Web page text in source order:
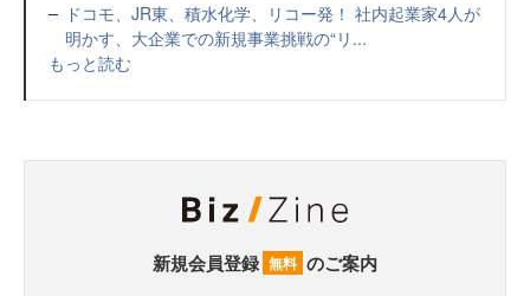
ドコモ、JR東、積水化学、リコー発！ 社内起業家4人が
明かす、大企業での新規事業挑戦の“リ...
もっと読む
新規会員登録 無料 のご案内